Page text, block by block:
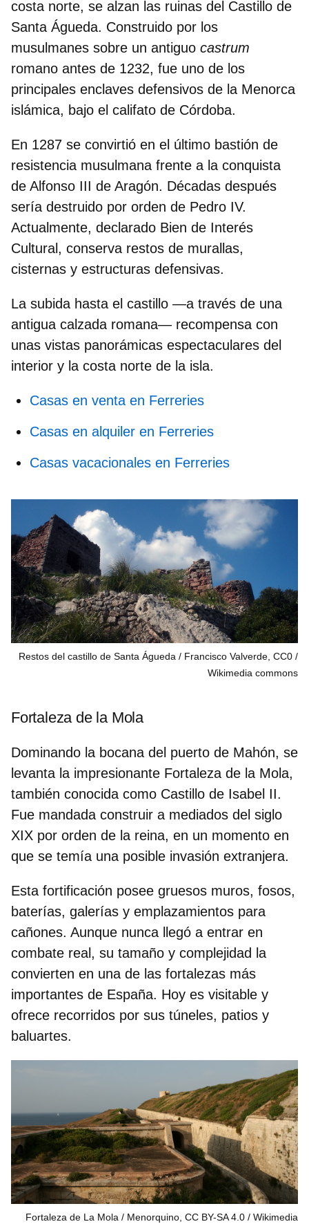
costa norte, se alzan las ruinas del Castillo de
Santa Águeda. Construido por los
musulmanes sobre un antiguo castrum
romano antes de 1232, fue uno de los
principales enclaves defensivos de la Menorca
islámica, bajo el califato de Córdoba.
En 1287 se convirtió en el último bastión de
resistencia musulmana frente a la conquista
de Alfonso III de Aragón. Décadas después
sería destruido por orden de Pedro IV.
Actualmente, declarado Bien de Interés
Cultural, conserva restos de murallas,
cisternas y estructuras defensivas.
La subida hasta el castillo —a través de una
antigua calzada romana— recompensa con
unas vistas panorámicas espectaculares del
interior y la costa norte de la isla.
Casas en venta en Ferreries
Casas en alquiler en Ferreries
Casas vacacionales en Ferreries
Restos del castillo de Santa Águeda / Francisco Valverde, CC0
Wikimedia commons
Fortaleza de la Mola
Dominando la bocana del puerto de Mahón, se
levanta la impresionante Fortaleza de la Mola,
también conocida como Castillo de Isabel II.
Fue mandada construir a mediados del siglo
XIX por orden de la reina, en un momento en
que se temía una posible invasión extranjera.
Esta fortificación posee gruesos muros, fosos,
baterías, galerías y emplazamientos para
cañones. Aunque nunca llegó a entrar en
combate real, su tamaño y complejidad la
convierten en una de las fortalezas más
importantes de España. Hoy es visitable y
ofrece recorridos por sus túneles, patios y
baluartes.
Fortaleza de La Mola / Menorquino, CC BY-SA 4.0
Wikimedia